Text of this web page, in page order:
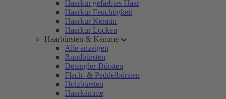
Haarkur gefärbtes Haar
Haarkur Feuchtigkeit
Haarkur Keratin
Haarkur Locken
Haarbürsten & Kämme
Alle anzeigen
Rundbürsten
Detangler-Bürsten
Flach- & Paddelbürsten
Holzbürsten
Haarkämme